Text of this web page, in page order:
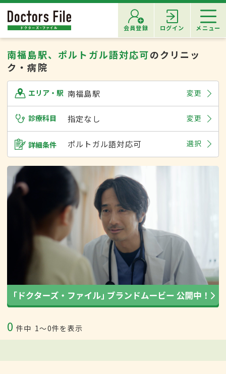
会員登録 ログイン メニュー
南福島駅、ポルトガル語対応可のクリニッ
ク・病院
エリア・駅 南福島駅 変更
診療科目 指定なし 変更
詳細条件 ポルトガル語対応可 選択
0 件中 1〜0件を表示